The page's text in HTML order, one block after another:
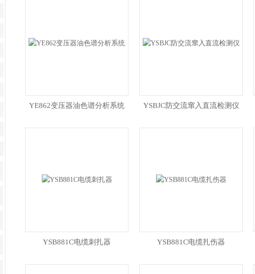
YE862变压器油色谱分析系统 YSBJC防交流窜入直流检测仪
YSB881C电缆刺扎器 YSB881C电缆扎伤器